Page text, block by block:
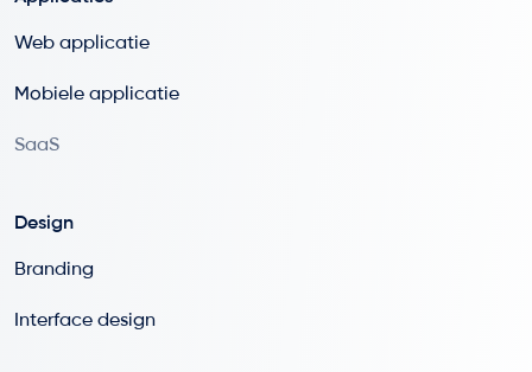
Web applicatie
Mobiele applicatie
SaaS
Design
Branding
Interface design